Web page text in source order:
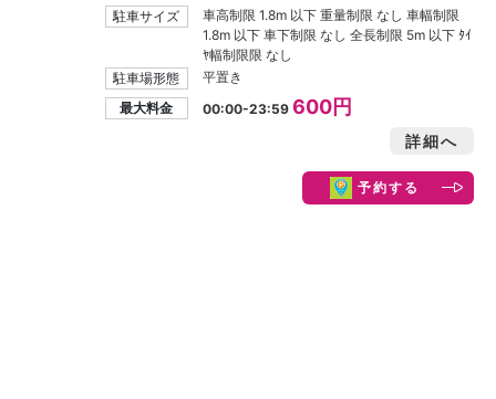
駐車サイズ
車高制限 1.8m 以下 重量制限 なし 車幅制限
1.8m 以下 車下制限 なし 全長制限 5m 以下 ﾀｲ
ﾔ幅制限限 なし
駐車場形態
平置き
最大料金
00:00-23:59600円
詳細へ
予約する